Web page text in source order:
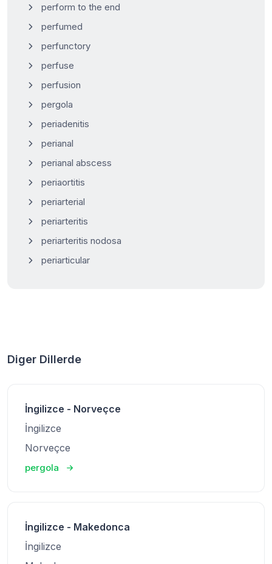
perform to the end
perfumed
perfunctory
perfuse
perfusion
pergola
periadenitis
perianal
perianal abscess
periaortitis
periarterial
periarteritis
periarteritis nodosa
periarticular
Diger Dillerde
İngilizce - Norveçce
İngilizce
Norveçce
pergola
İngilizce - Makedonca
İngilizce